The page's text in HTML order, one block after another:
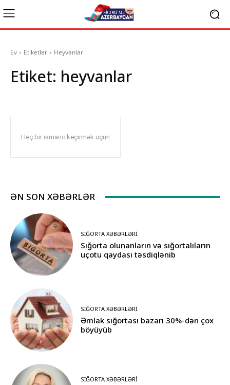
Ev Etiketlər Heyvanlar
Etiket: heyvanlar
Heç bir ismarıc keçirmək üçün
ƏN SON XƏBƏRLƏR
SIĞORTA XƏBƏRLƏRI
Sığorta olunanların və sığortalıların
uçotu qaydası təsdiqlənib
SIĞORTA XƏBƏRLƏRI
Əmlak sığortası bazarı 30%-dən çox
böyüyüb
SIĞORTA XƏBƏRLƏRI